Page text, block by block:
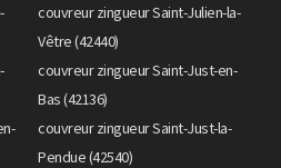
couvreur zingueur Saint-Julien-la-
Vêtre (42440)
couvreur zingueur Saint-Just-en-
Bas (42136)
couvreur zingueur Saint-Just-la-
Pendue (42540)